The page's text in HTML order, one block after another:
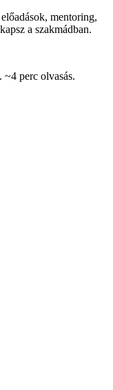
mentoring,
a szakmádban.
~4 perc olvasás.